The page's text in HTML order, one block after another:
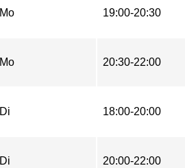
Mo 19:00-20:30
Mo 20:30-22:00
Di 18:00-20:00
Di 20:00-22:00